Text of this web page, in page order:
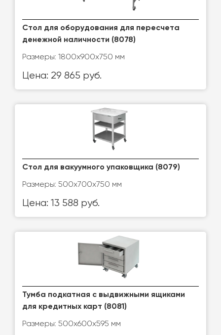
Стол для оборудования для пересчета
денежной наличности (8078)
Размеры: 1800х900х750 мм
Цена: 29 865 руб.
Стол для вакуумного упаковщика (8079)
Размеры: 500х700х750 мм
Цена: 13 588 руб.
Тумба подкатная с выдвижными ящиками
для кредитных карт (8081)
Размеры: 500х600х595 мм